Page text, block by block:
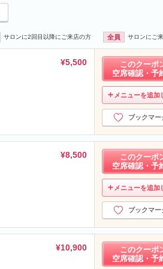
サロンに2回目以降にご来店の方 全員 サロンにご
¥5,500
このクーポ
空席確認・予
メニューを追加
ブックマー
¥8,500
このクーポ
空席確認・予
メニューを追加
ブックマー
¥10,900
このクーポ
空席確認・予